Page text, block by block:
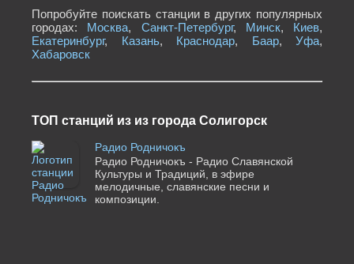
Попробуйте поискать станции в других популярных
городах: Москва, Санкт-Петербург, Минск, Киев,
Екатеринбург, Казань, Краснодар, Баар, Уфа,
Хабаровск
ТОП станций из из города Солигорск
Радио Родничокъ
Радио Родничокъ - Радио Славянской
Культуры и Традиций, в эфире
мелодичные, славянские песни и
композиции.